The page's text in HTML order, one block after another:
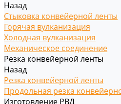
Назад
Стыковка конвейерной ленты
Горячая вулканизация
Холодная вулканизация
Механическое соединение
Резка конвейерной ленты
Назад
Резка конвейерной ленты
Продольная резка
Изготовление РВД